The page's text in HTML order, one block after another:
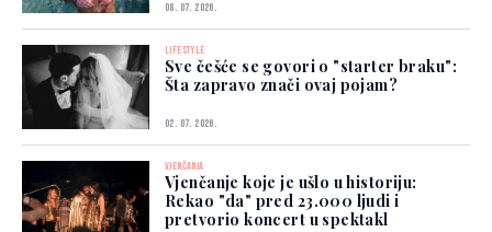
08. 07. 2026.
LIFESTYLE
Sve češće se govori o "starter braku":
Šta zapravo znači ovaj pojam?
02. 07. 2026.
VJENČANJA
Vjenčanje koje je ušlo u historiju:
Rekao "da" pred 23.000 ljudi i
pretvorio koncert u spektakl